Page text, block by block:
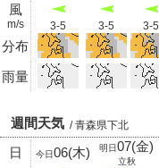
風
m/s 3-5 3-5 3-5
分布
雨量
週間天気 / 青森県下北
日 今日06(木) 明日07(金)
立秋